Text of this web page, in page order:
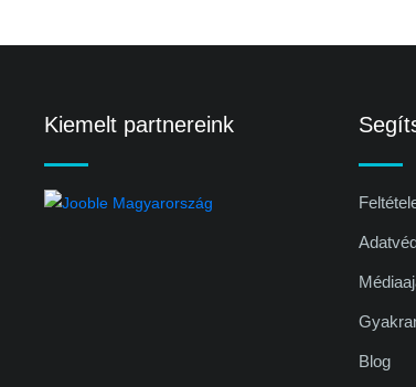
Kiemelt partnereink
Blog